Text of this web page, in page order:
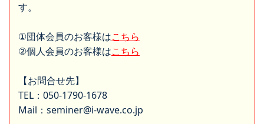
す。
①団体会員のお客様はこちら
②個人会員のお客様はこちら
【お問合せ先】
TEL：050-1790-1678
Mail：seminer@i-wave.co.jp